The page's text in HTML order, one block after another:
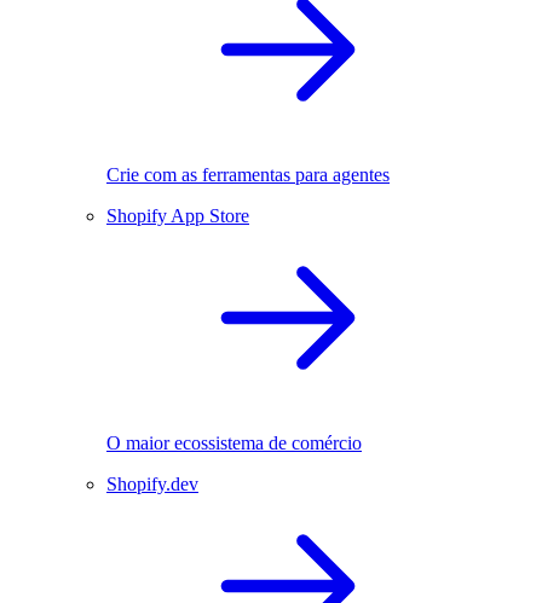
Crie com as ferramentas para agentes
Shopify App Store
O maior ecossistema de comércio
Shopify.dev